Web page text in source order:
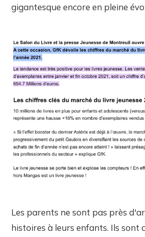
gigantesque encore en pleine
Les parents ne sont pas près
histoires à leurs enfants. Ils sont